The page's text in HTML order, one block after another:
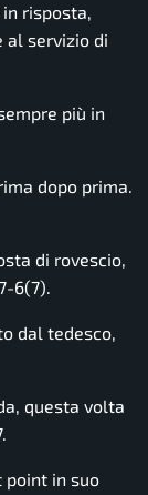
in risposta,
al servizio di
più in
dopo prima.
di rovescio,
6(7).
dal tedesco,
questa volta
point in suo